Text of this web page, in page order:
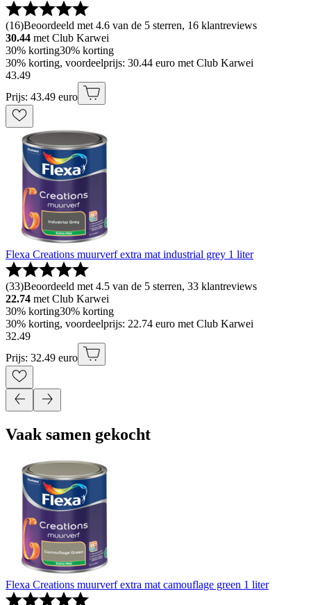
(16)Beoordeeld met 4.6 van de 5 sterren, 16 klantreviews
30.44 met Club Karwei
30% korting30% korting
30% korting, voordeelprijs: 30.44 euro met Club Karwei
43.49
Prijs: 43.49 euro
Flexa Creations muurverf extra mat industrial grey 1 liter
(33)Beoordeeld met 4.5 van de 5 sterren, 33 klantreviews
22.74 met Club Karwei
30% korting30% korting
30% korting, voordeelprijs: 22.74 euro met Club Karwei
32.49
Prijs: 32.49 euro
Vaak samen gekocht
Flexa Creations muurverf extra mat camouflage green 1 liter